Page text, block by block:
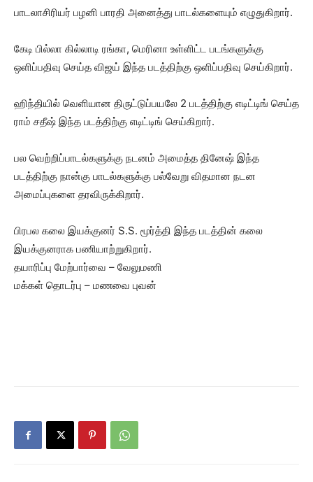
பாடலாசிரியர் பழனி பாரதி அனைத்து பாடல்களையும் எழுதுகிறார்.
கேடி பில்லா கில்லாடி ரங்கா, மெரினா உள்ளிட்ட படங்களுக்கு
ஒளிப்பதிவு செய்த விஜய் இந்த படத்திற்கு ஒளிப்பதிவு செய்கிறார்.
ஹிந்தியில் வெளியான திருட்டுப்பயலே 2 படத்திற்கு எடிட்டிங் செய்த
ராம் சதீஷ் இந்த படத்திற்கு எடிட்டிங் செய்கிறார்.
பல வெற்றிப்பாடல்களுக்கு நடனம் அமைத்த தினேஷ் இந்த
படத்திற்கு நான்கு பாடல்களுக்கு பல்வேறு விதமான நடன
அமைப்புகளை தரவிருக்கிறார்.
பிரபல கலை இயக்குனர் S.S. மூர்த்தி இந்த படத்தின் கலை
இயக்குனராக பணியாற்றுகிறார்.
தயாரிப்பு மேற்பார்வை – வேலுமணி
மக்கள் தொடர்பு – மணவை புவன்